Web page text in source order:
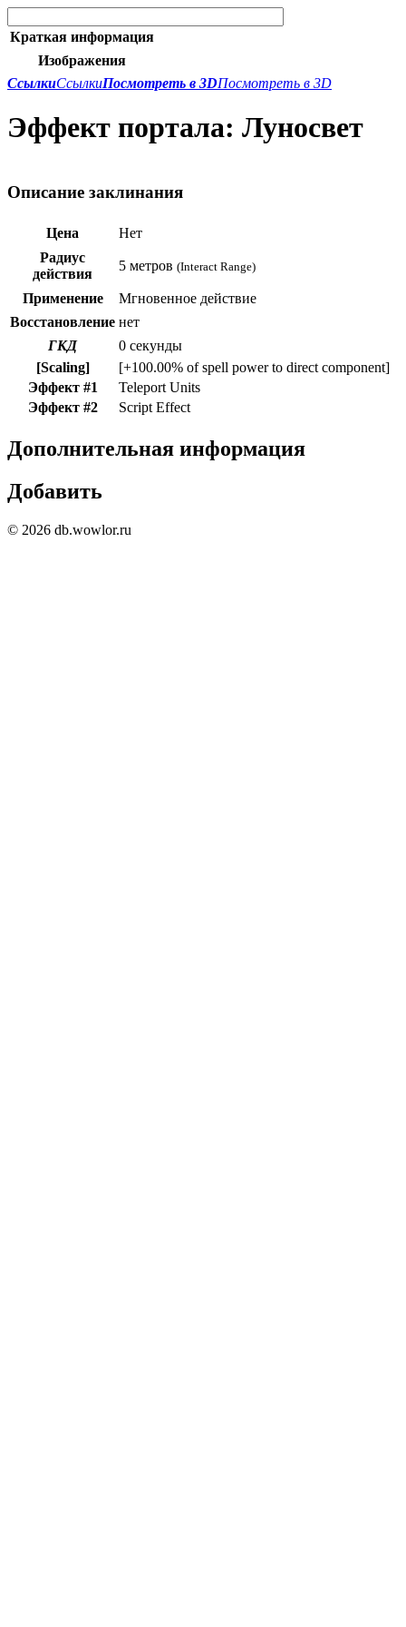
Краткая информация
Изображения
СсылкиСсылкиПосмотреть в 3DПосмотреть в 3D
Эффект портала: Луносвет
Описание заклинания
Цена
Нет
Радиус
действия
5 метров (Interact Range)
Применение
Мгновенное действие
Восстановление нет
ГКД
0 секунды
[Scaling]
[+100.00% of spell power to direct component]
Эффект #1
Teleport Units
Эффект #2
Script Effect
Дополнительная информация
Добавить
© 2026 db.wowlor.ru